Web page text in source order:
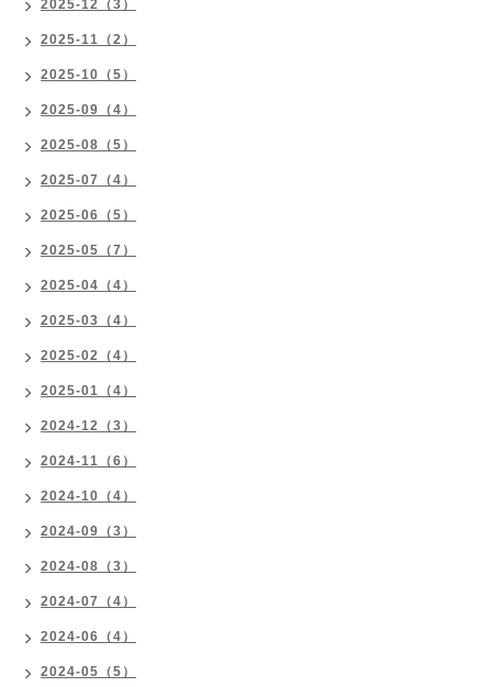
2025-12（3）
2025-11（2）
2025-10（5）
2025-09（4）
2025-08（5）
2025-07（4）
2025-06（5）
2025-05（7）
2025-04（4）
2025-03（4）
2025-02（4）
2025-01（4）
2024-12（3）
2024-11（6）
2024-10（4）
2024-09（3）
2024-08（3）
2024-07（4）
2024-06（4）
2024-05（5）